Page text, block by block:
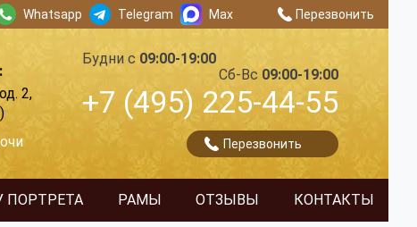
Whatsapp Telegram Max Перезвонить
2,
Будни с 09:00-19:00
Сб-Вс 09:00-19:00
+7 (495) 225-44-55
Перезвонить
ПОРТРЕТА РАМЫ ОТЗЫВЫ КОНТАКТЫ